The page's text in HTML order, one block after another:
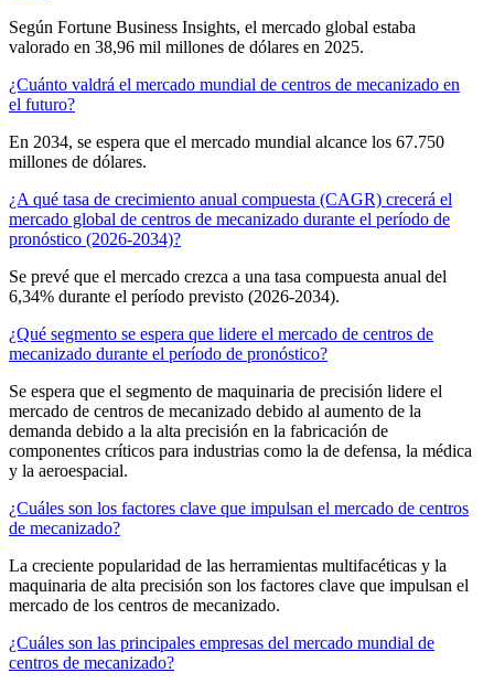
Según Fortune Business Insights, el mercado global estaba
valorado en 38,96 mil millones de dólares en 2025.
¿Cuánto valdrá el mercado mundial de centros de mecanizado en
el futuro?
En 2034, se espera que el mercado mundial alcance los 67.750
millones de dólares.
¿A qué tasa de crecimiento anual compuesta (CAGR) crecerá el
mercado global de centros de mecanizado durante el período de
pronóstico (2026-2034)?
Se prevé que el mercado crezca a una tasa compuesta anual del
6,34% durante el período previsto (2026-2034).
¿Qué segmento se espera que lidere el mercado de centros de
mecanizado durante el período de pronóstico?
Se espera que el segmento de maquinaria de precisión lidere el
mercado de centros de mecanizado debido al aumento de la
demanda debido a la alta precisión en la fabricación de
componentes críticos para industrias como la de defensa, la médica
y la aeroespacial.
¿Cuáles son los factores clave que impulsan el mercado de centros
de mecanizado?
La creciente popularidad de las herramientas multifacéticas y la
maquinaria de alta precisión son los factores clave que impulsan el
mercado de los centros de mecanizado.
¿Cuáles son las principales empresas del mercado mundial de
centros de mecanizado?